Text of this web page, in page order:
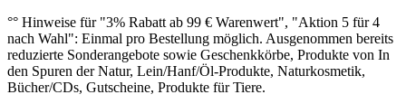
°° Hinweise für "3% Rabatt ab 99 € Warenwert", "Aktion 5 für 4
nach Wahl": Einmal pro Bestellung möglich. Ausgenommen bereits
reduzierte Sonderangebote sowie Geschenkkörbe, Produkte von In
den Spuren der Natur, Lein/Hanf/Öl-Produkte, Naturkosmetik,
Bücher/CDs, Gutscheine, Produkte für Tiere.